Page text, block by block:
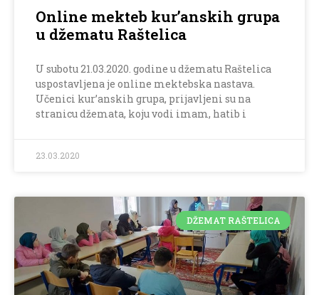
Online mekteb kur’anskih grupa
u džematu Raštelica
U subotu 21.03.2020. godine u džematu Raštelica
uspostavljena je online mektebska nastava.
Učenici kur’anskih grupa, prijavljeni su na
stranicu džemata, koju vodi imam, hatib i
23.03.2020
DŽEMAT RAŠTELICA